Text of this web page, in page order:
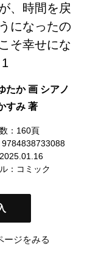
、時間を戻
になったの
そ幸せにな
たか 画 シアノ
すみ 著
：160頁
9784838733088
： コミック
ージをみる